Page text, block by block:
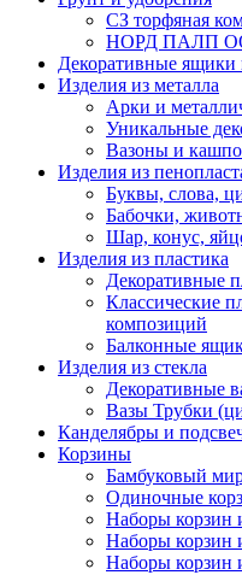
СЗ торфяная
НОРД ПАЛП
Декоративные ящики
Изделия из металла
Арки и
Уникальные
Вазоны и кашпо
Изделия из
Буквы, слова,
Бабочки,
Шар, конус,
Изделия из пластика
Декоративные
Классические
композиций
Балконные
Изделия из стекла
Декоративные
Вазы Трубки
Канделябры и
Корзины
Бамбуковый
Одиночные
Наборы корзин
Наборы корзин
Наборы корзин